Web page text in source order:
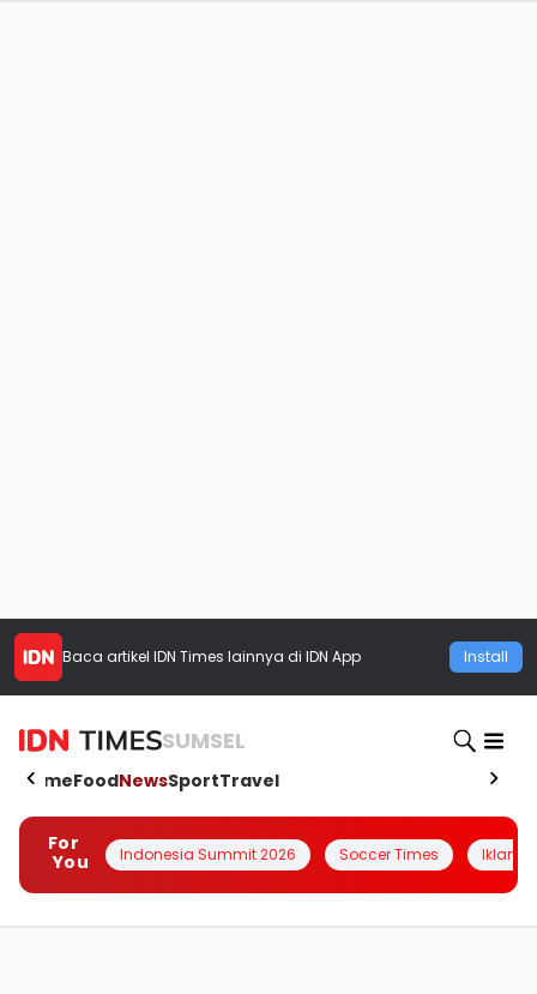
Baca artikel IDN Times lainnya di IDN App Install
SUMSEL
HomeFoodNewsSportTravel
For
You
Indonesia Summit 2026 Soccer Times Iklanin